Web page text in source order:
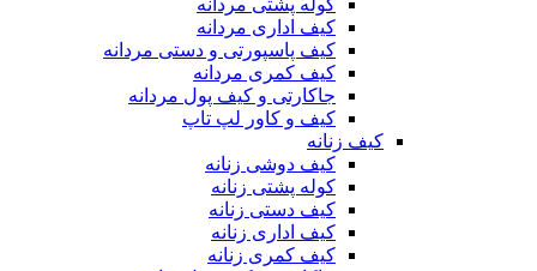
کوله پشتی مردانه
کیف اداری مردانه
کیف پاسپورتی و دستی مردانه
کیف کمری مردانه
جاکارتی و کیف پول مردانه
کیف و کاور لپ تاپ
کیف زنانه
کیف دوشی زنانه
کوله پشتی زنانه
کیف دستی زنانه
کیف اداری زنانه
کیف کمری زنانه